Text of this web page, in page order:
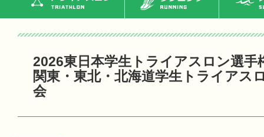
2026東日本学生トライアスロン選
関東・東北・北海道学生トライアス
会